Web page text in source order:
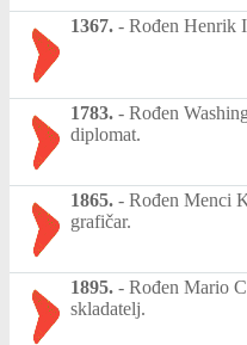
1367. - Rođen Henrik
1783. - Rođen
diplomat.
1865. - Rođen Menci
grafičar.
1895. - Rođen Mario
skladatelj.